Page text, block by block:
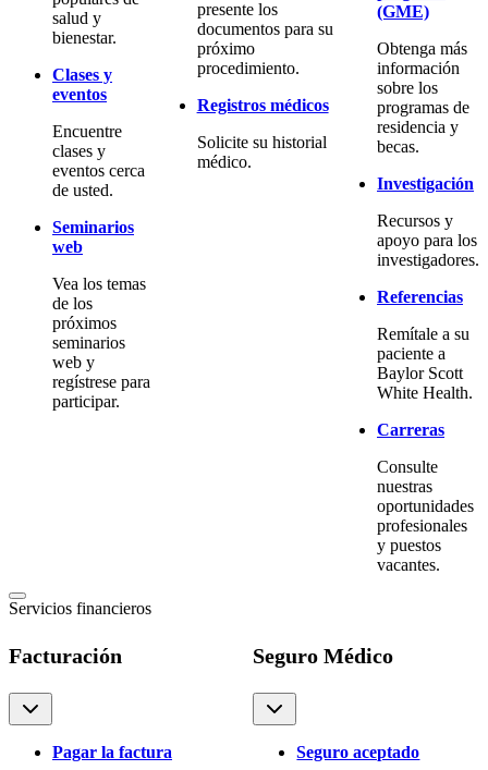
salud y
bienestar.
Clases y
eventos
Encuentre
clases y
eventos cerca
de usted.
Seminarios
web
Vea los temas
de los
próximos
seminarios
web y
regístrese para
participar.
presente los
documentos para su
próximo
procedimiento.
Registros médicos
Solicite su historial
médico.
(GME)
Obtenga más
información
sobre los
programas de
residencia y
becas.
Investigación
Recursos y
apoyo para los
investigadores.
Referencias
Remítale a su
paciente a
Baylor Scott
White Health.
Carreras
Consulte
nuestras
oportunidades
profesionales
y puestos
vacantes.
Servicios financieros
Facturación
Pagar la factura
Seguro Médico
Seguro aceptado